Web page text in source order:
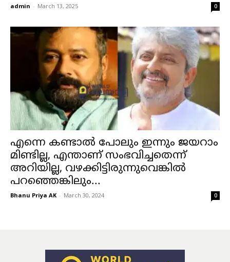
admin - March 13, 2025 0
എന്നെ കണ്ടാല്‍ പോലും ഇന്നും ജയറാം
മിണ്ടില്ല, എന്താണ് സംഭവിച്ചതെന്ന്
അറിയില്ല, വഴക്കിട്ടിരുന്നുവെങ്കില്‍
പറഞ്ഞെങ്കിലും...
Bhanu Priya AK - March 30, 2024 0